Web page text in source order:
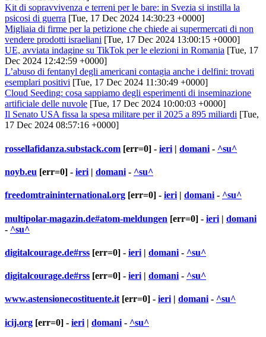
Kit di sopravvivenza e terreni per le bare: in Svezia si instilla la
psicosi di guerra [Tue, 17 Dec 2024 14:30:23 +0000]
Migliaia di firme per la petizione che chiede ai supermercati di non
vendere prodotti israeliani [Tue, 17 Dec 2024 13:00:15 +0000]
UE, avviata indagine su TikTok per le elezioni in Romania [Tue, 17
Dec 2024 12:42:59 +0000]
L’abuso di fentanyl degli americani contagia anche i delfini: trovati
esemplari positivi [Tue, 17 Dec 2024 11:30:49 +0000]
Cloud Seeding: cosa sappiamo degli esperimenti di inseminazione
artificiale delle nuvole [Tue, 17 Dec 2024 10:00:03 +0000]
Il Senato USA fissa la spesa militare per il 2025 a 895 miliardi [Tue,
17 Dec 2024 08:57:16 +0000]
rossellafidanza.substack.com [err=0] - ieri | domani - ^su^
noyb.eu [err=0] - ieri | domani - ^su^
freedomtraininternational.org [err=0] - ieri | domani - ^su^
multipolar-magazin.de#atom-meldungen [err=0] - ieri | domani
- ^su^
digitalcourage.de#rss [err=0] - ieri | domani - ^su^
digitalcourage.de#rss [err=0] - ieri | domani - ^su^
www.astensionecostituente.it [err=0] - ieri | domani - ^su^
icij.org [err=0] - ieri | domani - ^su^